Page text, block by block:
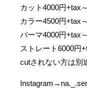
カット4000円+tax
カラー4500円+tax
パーマ4000円+tax
ストレート6000円
cutされない方は別